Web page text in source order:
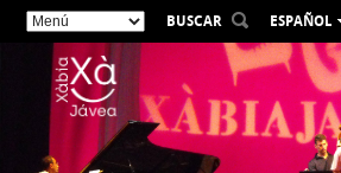
BUSCAR
ESPAÑOL
VALENCIÀ
ENGLISH
FRANÇAIS
DEUTSCH